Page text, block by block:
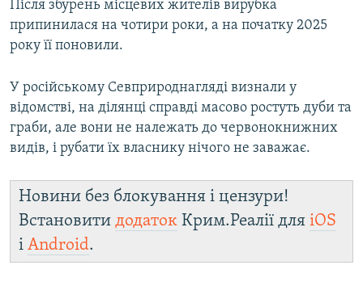
Після збурень місцевих жителів вирубка
припинилася на чотири роки, а на початку 2025
року її поновили.
У російському Севприроднагляді визнали у
відомстві, на ділянці справді масово ростуть дуби та
граби, але вони не належать до червонокнижних
видів, і рубати їх власнику нічого не заважає.
Новини без блокування і цензури!
Встановити додаток Крим.Реалії для iOS
і Android.